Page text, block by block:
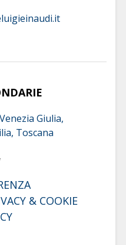
Giulia,
Toscana
& COOKIE